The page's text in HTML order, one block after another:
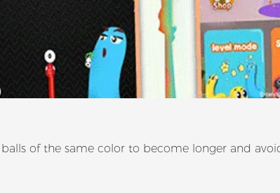
of the same color to become longer and